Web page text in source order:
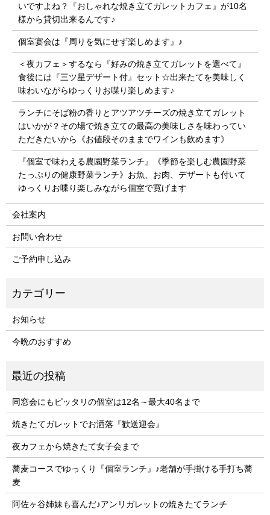
いですよね？『おしゃれな焼き立てガレットカフェ』が10名
様から貸切出来るんです♪
個室宴会は『周りを気にせず楽しめます』♪
＜夜カフェ＞するなら『好みの焼き立てガレットを選べて』
食後には『三ツ星デザート付』セット☆出来たてを美味しく
味わいながらゆっくりお喋り楽しめます♪
ランチにそば粉の香りとアツアツチーズの焼き立てガレット
はいかが？その場で焼き立ての最高の美味しさを味わってい
ただきたいから《お値段そのままでワインも飲めます》
『個室で味わえる農園野菜ランチ』《季節を楽しむ農園野菜
たっぷりの健康野菜ランチ》お魚、お肉、デザートも付いて
ゆっくりお喋り楽しみながら個室で寛げます
会社案内
お問い合わせ
ご予約申し込み
お知らせ
今晩のおすすめ
同窓会にもピッタリの個室は12名～最大40名まで
焼きたてガレットでお洒落『歓送迎会』
夜カフェから焼きたて女子会まで
蕎麦コースでゆっくり『個室ランチ』♪老舗が手掛ける手打ち蕎
麦
阿佐ヶ谷姉妹も喜んだ♪アンリガレットの焼きたてランチ